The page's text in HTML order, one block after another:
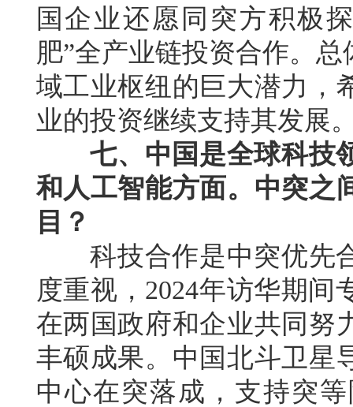
国企业还愿同突方积极
肥”全产业链投资合作。
域工业枢纽的巨大潜力，
业的投资继续支持其发展
七、中国是全球科技
和人工智能方面。中突之
目？
科技合作是中突优先合
度重视，2024年访华期
在两国政府和企业共同努
丰硕成果。中国北斗卫
中心在突落成，支持突